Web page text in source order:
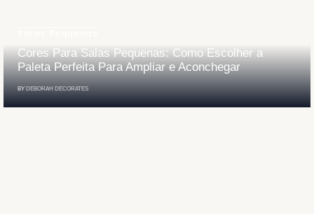
Cores Para Salas Pequenas: Como Escolher a
Paleta Perfeita Para Ampliar e Aconchegar
BY DEBORAH DECORATES